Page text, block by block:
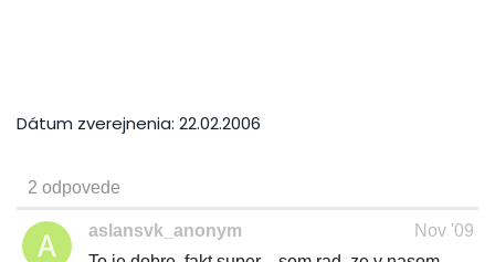
Dátum zverejnenia: 22.02.2006